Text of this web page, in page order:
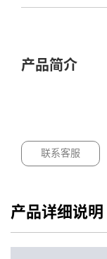
产品简介
联系客服
产品详细说明